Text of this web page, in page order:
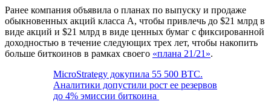
Ранее компания объявила о планах по выпуску и продаже
обыкновенных акций класса А, чтобы привлечь до $21 млрд в
виде акций и $21 млрд в виде ценных бумаг с фиксированной
доходностью в течение следующих трех лет, чтобы накопить
больше биткоинов в рамках своего «плана 21/21».
MicroStrategy докупила 55 500 BTC.
Аналитики допустили рост ее резервов
до 4% эмиссии биткоина